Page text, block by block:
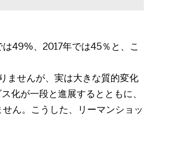
49%、2017年では45％と、こ
ませんが、実は大きな質的変化
化が一段と進展するとともに、
ん。こうした、リーマンショッ